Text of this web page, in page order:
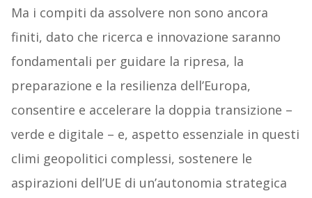
Ma i compiti da assolvere non sono ancora
finiti, dato che ricerca e innovazione saranno
fondamentali per guidare la ripresa, la
preparazione e la resilienza dell’Europa,
consentire e accelerare la doppia transizione –
verde e digitale – e, aspetto essenziale in questi
climi geopolitici complessi, sostenere le
aspirazioni dell’UE di un’autonomia strategica